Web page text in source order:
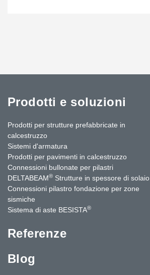
Prodotti e soluzioni
Prodotti per strutture prefabbricate in
calcestruzzo
Sistemi d'armatura
Prodotti per pavimenti in calcestruzzo
Connessioni bullonate per pilastri
DELTABEAM® Strutture in spessore di solaio
Connessioni pilastro fondazione per zone
sismiche
Sistema di aste BESISTA®
Referenze
Blog